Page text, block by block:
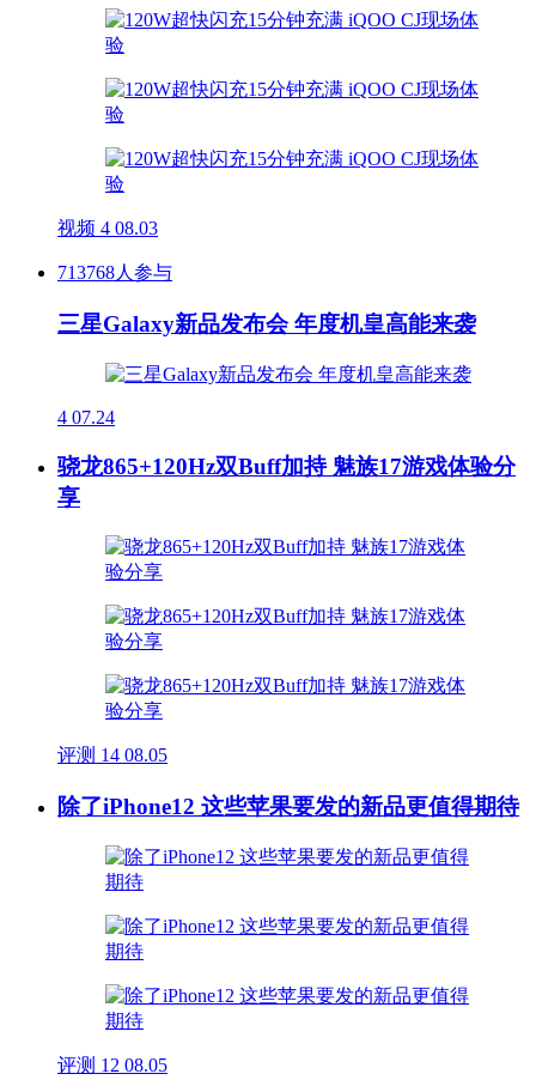
视频 4 08.03
713768人参与
三星Galaxy新品发布会 年度机皇高能来袭
4 07.24
骁龙865+120Hz双Buff加持 魅族17游戏体验分
享
评测 14 08.05
除了iPhone12 这些苹果要发的新品更值得期待
评测 12 08.05